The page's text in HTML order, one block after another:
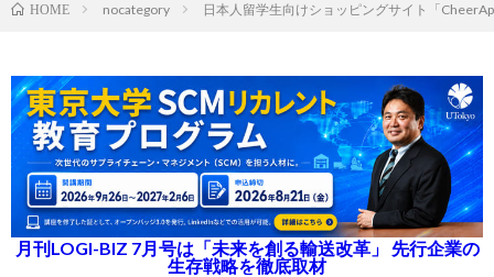
HOME nocategory 日本人留学生向けショッピングサイト「
月刊LOGI-BIZ 7月号は「未来を創る輸送改革」 先行企業の
生存戦略を徹底取材